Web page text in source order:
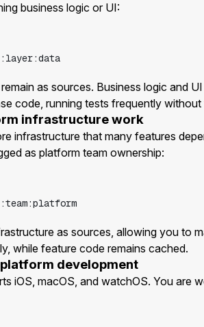
business logic or UI:
as sources. Business logic and
code, running tests frequently
infrastructure work
infrastructure that many features
as platform team ownership:
as sources, allowing you to
while feature code remains cached.
development
iOS, macOS, and watchOS. You are